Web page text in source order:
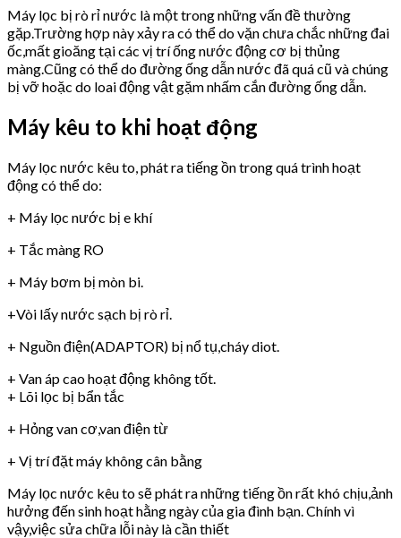
Máy lọc bị rò rỉ nước là một trong những vấn đề thường
gặp.Trường hợp này xảy ra có thể do vặn chưa chắc những đai
ốc,mất gioăng tại các vị trí ống nước động cơ bị thủng
màng.Cũng có thể do đường ống dẫn nước đã quá cũ và chúng
bị vỡ hoặc do loai động vật gặm nhấm cắn đường ống dẫn.
Máy kêu to khi hoạt động
Máy lọc nước kêu to, phát ra tiếng ồn trong quá trình hoạt
động có thể do:
+ Máy lọc nước bị e khí
+ Tắc màng RO
+ Máy bơm bị mòn bi.
+Vòi lấy nước sạch bị rò rỉ.
+ Nguồn điện(ADAPTOR) bị nổ tụ,cháy diot.
+ Van áp cao hoạt động không tốt.
+ Lõi lọc bị bẩn tắc
+ Hỏng van cơ,van điện từ
+ Vị trí đặt máy không cân bằng
Máy lọc nước kêu to sẽ phát ra những tiếng ồn rất khó chịu,ảnh
hưởng đến sinh hoạt hằng ngày của gia đình bạn. Chính vì
vậy,việc sửa chữa lỗi này là cần thiết